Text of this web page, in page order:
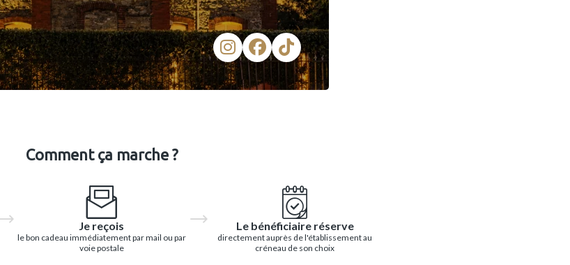
Comment ça marche ?
Je reçois
le bon cadeau immédiatement par mail ou par
voie postale
Le bénéficiaire réserve
directement auprès de l'établissement au
créneau de son choix